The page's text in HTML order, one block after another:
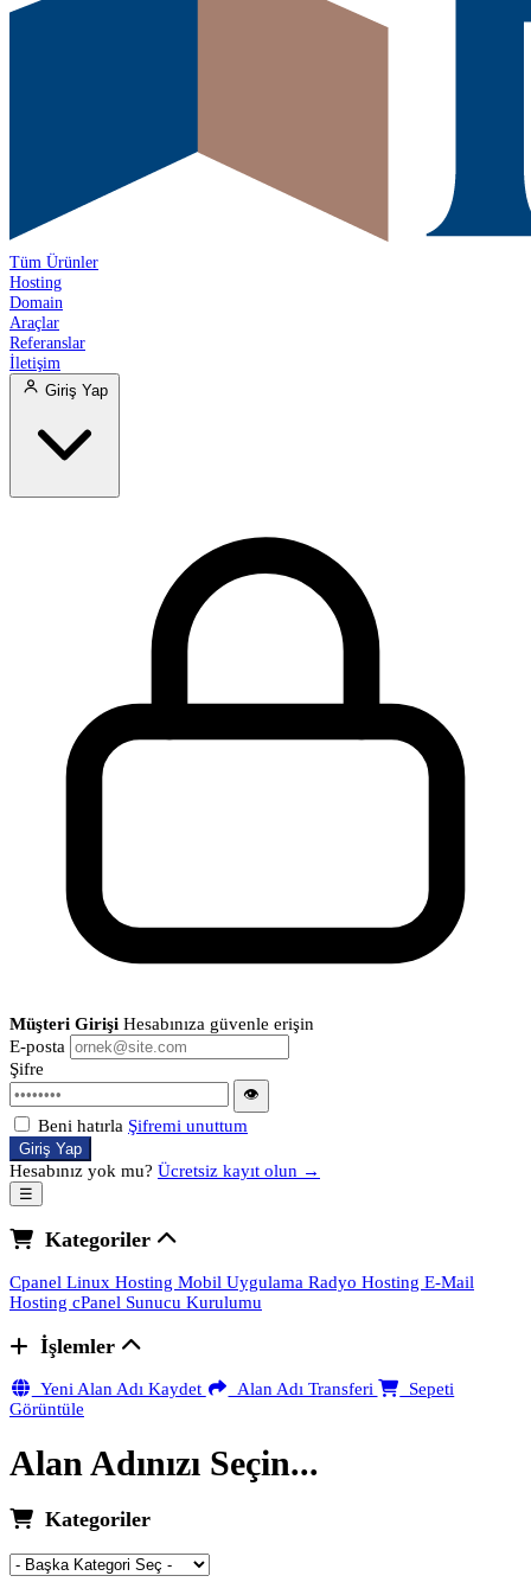
Tüm Ürünler
Hosting
Domain
Araçlar
Referanslar
İletişim
Giriş Yap
Müşteri Girişi Hesabınıza güvenle erişin
E-posta
Şifre
👁
Beni hatırla Şifremi unuttum
Giriş Yap
Hesabınız yok mu? Ücretsiz kayıt olun →
☰
Kategoriler
Cpanel Linux Hosting Mobil Uygulama Radyo Hosting E-Mail
Hosting cPanel Sunucu Kurulumu
İşlemler
Yeni Alan Adı Kaydet Alan Adı Transferi
Sepeti
Görüntüle
Alan Adınızı Seçin...
Kategoriler